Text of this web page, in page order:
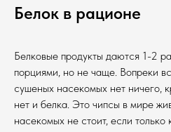
Белок в рационе
Белковые продукты даются 1-2
порциями, но не чаще. Вопреки
сушеных насекомых нет ничего,
нет и белка. Это чипсы в мире
насекомых не стоит, если только